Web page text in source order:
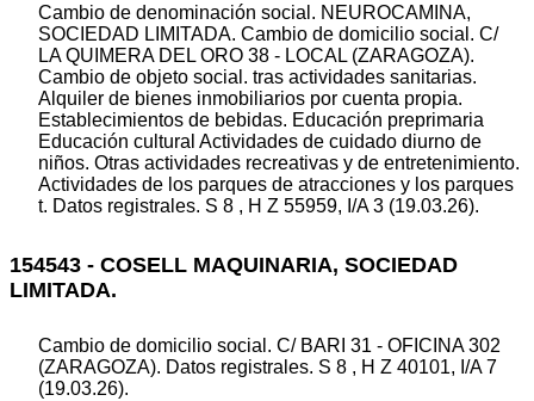
Cambio de denominación social. NEUROCAMINA,
SOCIEDAD LIMITADA. Cambio de domicilio social. C/
LA QUIMERA DEL ORO 38 - LOCAL (ZARAGOZA).
Cambio de objeto social. tras actividades sanitarias.
Alquiler de bienes inmobiliarios por cuenta propia.
Establecimientos de bebidas. Educación preprimaria
Educación cultural Actividades de cuidado diurno de
niños. Otras actividades recreativas y de entretenimiento.
Actividades de los parques de atracciones y los parques
t. Datos registrales. S 8 , H Z 55959, I/A 3 (19.03.26).
154543 - COSELL MAQUINARIA, SOCIEDAD
LIMITADA.
Cambio de domicilio social. C/ BARI 31 - OFICINA 302
(ZARAGOZA). Datos registrales. S 8 , H Z 40101, I/A 7
(19.03.26).